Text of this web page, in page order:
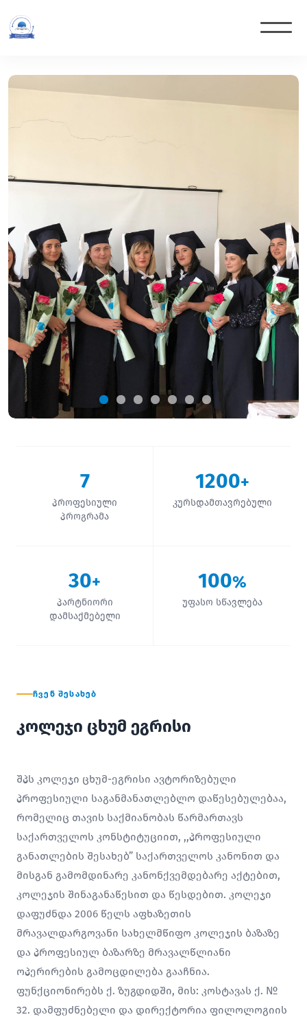
7
პროფესიული
პროგრამა
1200+
კურსდამთავრებული
30+
პარტნიორი
დამსაქმებელი
100%
უფასო სწავლება
ᲩᲕᲔᲜ ᲨᲔᲡᲐᲮᲔᲑ
კოლეჯი ცხუმ ეგრისი
შპს კოლეჯი ცხუმ-ეგრისი ავტორიზებული
პროფესიული საგანმანათლებლო დაწესებულებაა,
რომელიც თავის საქმიანობას წარმართავს
საქართველოს კონსტიტუციით, ,,პროფესიული
განათლების შესახებ” საქართველოს კანონით და
მისგან გამომდინარე კანონქვემდებარე აქტებით,
კოლეჯის შინაგანაწესით და წესდებით. კოლეჯი
დაფუძნდა 2006 წელს აფხაზეთის
მრავალდარგოვანი სახელმწიფო კოლეჯის ბაზაზე
და პროფესიულ ბაზარზე მრავალწლიანი
ოპერირების გამოცდილება გააჩნია.
ფუნქციონირებს ქ. ზუგდიდში, მის: კოსტავას ქ. №
32. დამფუძნებელი და დირექტორია ფილოლოგიის